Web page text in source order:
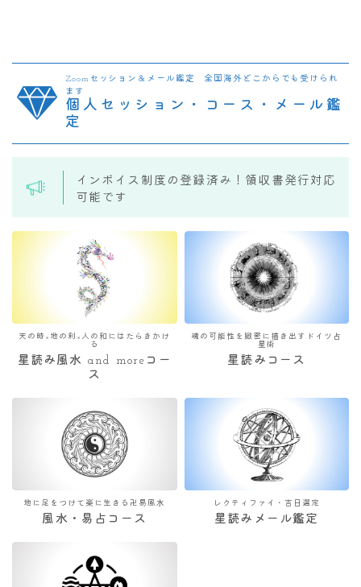
Zoomセッション＆メール鑑定 全国海外どこからでも受けられ
ます
個人セッション・コース・メール鑑
定
インボイス制度の登録済み！領収書発行対応
可能です
天の時×地の利×人の和にはたらきかけ
る
星読み風水 and moreコー
ス
魂の可能性を緻密に描き出すドイツ占
星術
星読みコース
地に足をつけて楽に生きる卍易風水
風水・易占コース
レクティファイ・吉日選定
星読みメール鑑定